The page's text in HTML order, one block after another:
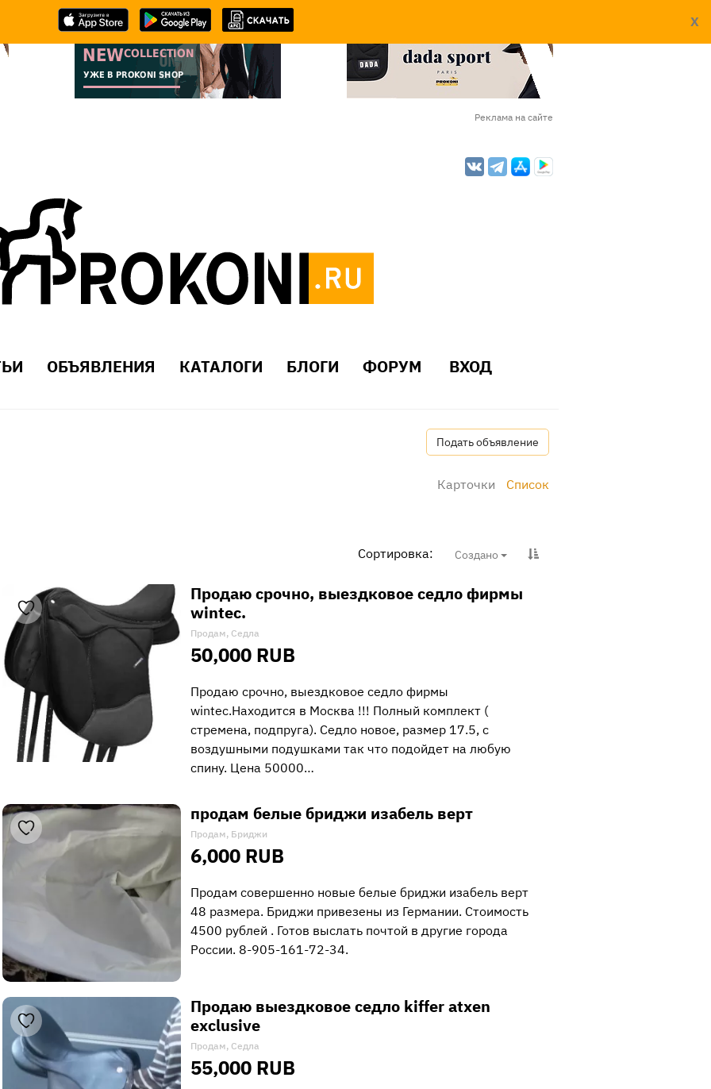
X
Реклама на сайте
ОБЪЯВЛЕНИЯ КАТАЛОГИ БЛОГИ ФОРУМ ВХОД
Подать объявление
Карточки Список
Сортировка: Создано
Продаю срочно, выездковое седло фирмы
wintec.
Продам, Седла
50,000 RUB
Продаю срочно, выездковое седло фирмы
wintec.Находится в Москва !!! Полный комплект (
стремена, подпруга). Седло новое, размер 17.5, с
воздушными подушками так что подойдет на любую
спину. Цена 50000…
продам белые бриджи изабель верт
Продам, Бриджи
6,000 RUB
Продам совершенно новые белые бриджи изабель верт
48 размера. Бриджи привезены из Германии. Стоимость
4500 рублей . Готов выслать почтой в другие города
России. 8-905-161-72-34.
Продаю выездковое седло kiffer atxen
exclusive
Продам, Седла
55,000 RUB